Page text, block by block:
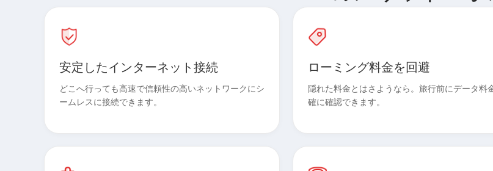
安定したインターネット接続
どこへ行っても高速で信頼性の高いネットワークにシ
ームレスに接続できます。
ローミング料金を回避
隠れた料金とはさようなら。旅行前にデータ料
確に確認できます。